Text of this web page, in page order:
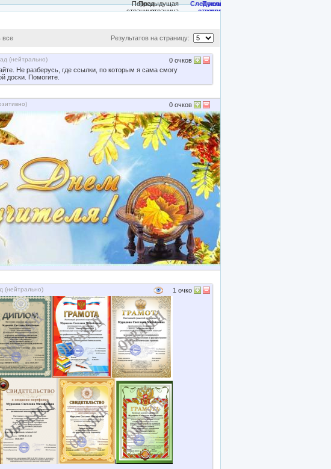
все Результатов на страницу:
(нейтрально)
Не разберусь, где ссылки, по которым я сама смогу
доски. Помогите.
0 очков
) 0 очков
(нейтрально) 1 очко